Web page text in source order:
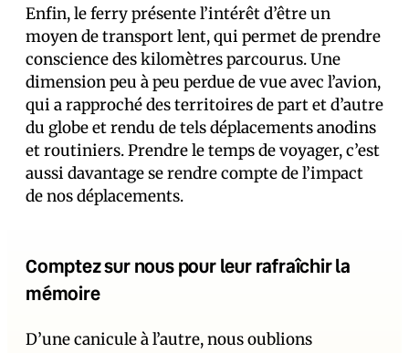
Enfin, le ferry présente l’intérêt d’être un
moyen de transport lent, qui permet de prendre
conscience des kilomètres parcourus. Une
dimension peu à peu perdue de vue avec l’avion,
qui a rapproché des territoires de part et d’autre
du globe et rendu de tels déplacements anodins
et routiniers. Prendre le temps de voyager, c’est
aussi davantage se rendre compte de l’impact
de nos déplacements.
Comptez sur nous pour leur rafraîchir la
mémoire
D’une canicule à l’autre, nous oublions